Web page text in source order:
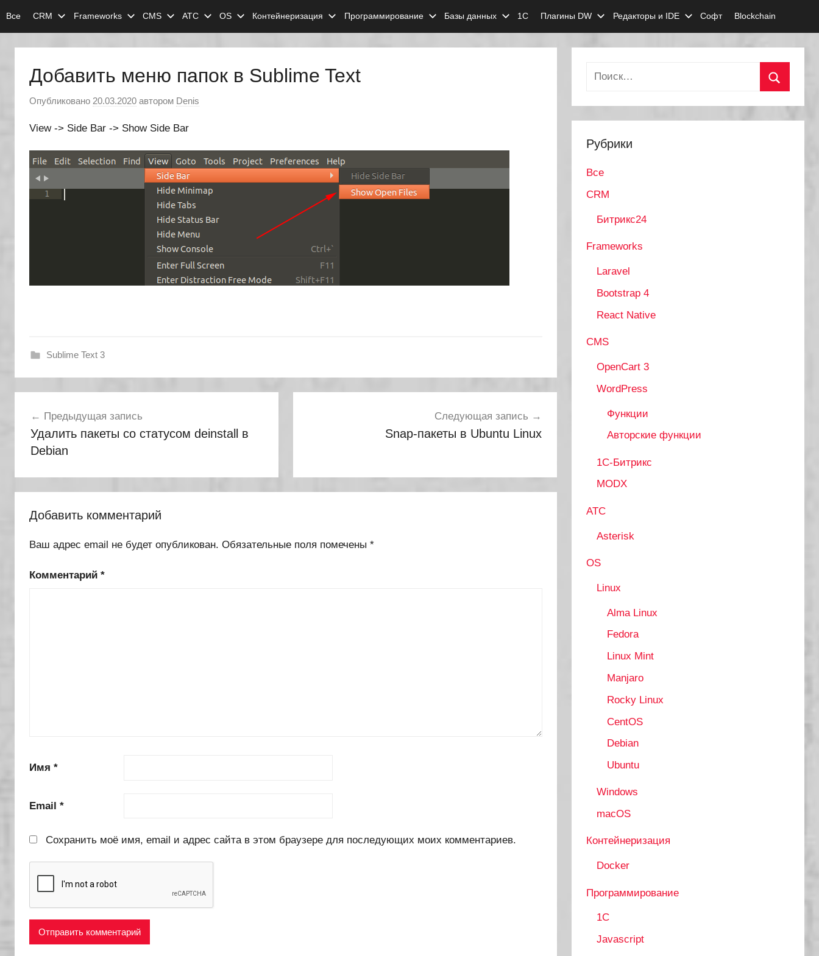
Все CRM Frameworks CMS АТС OS Контейнеризация Программирование Базы данных 1С Плагины DW Редакторы и IDE Софт Blockchain
Добавить меню папок в Sublime Text
Опубликовано 20.03.2020 автором Denis
View -> Side Bar -> Show Side Bar
Sublime Text 3
по
записям
Предыдущая запись
Удалить пакеты со статусом deinstall в
Debian
Следующая запись
Snap-пакеты в Ubuntu Linux
Добавить комментарий
Ваш адрес email не будет опубликован. Обязательные поля помечены *
Комментарий *
Имя *
Email *
Сохранить моё имя, email и адрес сайта в этом браузере для последующих моих комментариев.
Найти:
Рубрики
Все
CRM
Битрикс24
Frameworks
Laravel
Bootstrap 4
React Native
CMS
OpenCart 3
WordPress
Функции
Авторские функции
1С-Битрикс
MODX
АТС
Asterisk
OS
Linux
Alma Linux
Fedora
Linux Mint
Manjaro
Rocky Linux
CentOS
Debian
Ubuntu
Windows
macOS
Контейнеризация
Docker
Программирование
1C
Javascript